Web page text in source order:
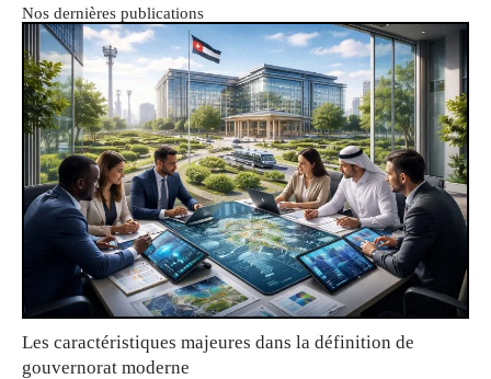
Nos dernières publications
Les caractéristiques majeures dans la définition de
gouvernorat moderne